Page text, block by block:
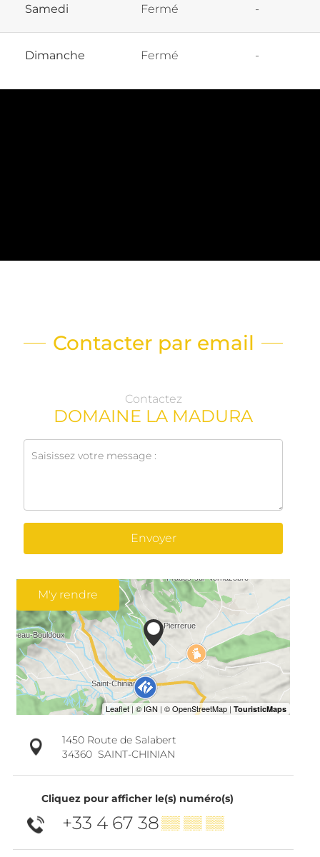
Samedi Fermé -
Dimanche Fermé -
Contacter par email
Contactez
DOMAINE LA MADURA
Envoyer
M'y rendre
1450 Route de Salabert
34360 SAINT-CHINIAN
Cliquez pour afficher le(s) numéro(s)
+33 4 67 38▒▒ ▒▒ ▒▒